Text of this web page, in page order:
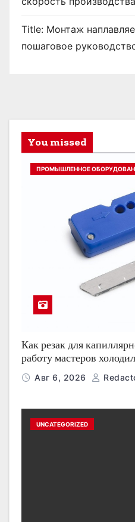
Title: Монтаж
пошаговое
You missed
ПРОМЫШЛЕННОЕ
Как резак для
работу мастеров
Авг 6, 2026
UNCATEGORIZED